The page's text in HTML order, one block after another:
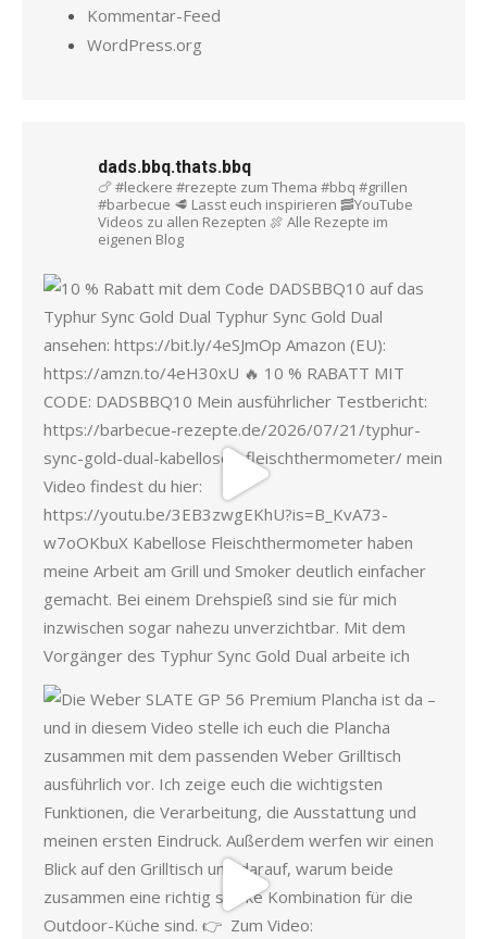
Kommentar-Feed
WordPress.org
dads.bbq.thats.bbq
🍗 #leckere #rezepte zum Thema #bbq #grillen
#barbecue 🥩 Lasst euch inspirieren 🥓YouTube
Videos zu allen Rezepten 🍖 Alle Rezepte im
eigenen Blog